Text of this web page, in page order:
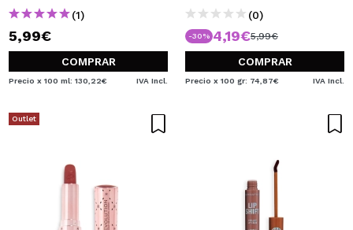
(1)
5,99€
COMPRAR
Precio x 100 ml: 130,22€ IVA Incl.
(0)
-30% 4,19€5,99€
COMPRAR
Precio x 100 gr: 74,87€ IVA Incl.
Outlet